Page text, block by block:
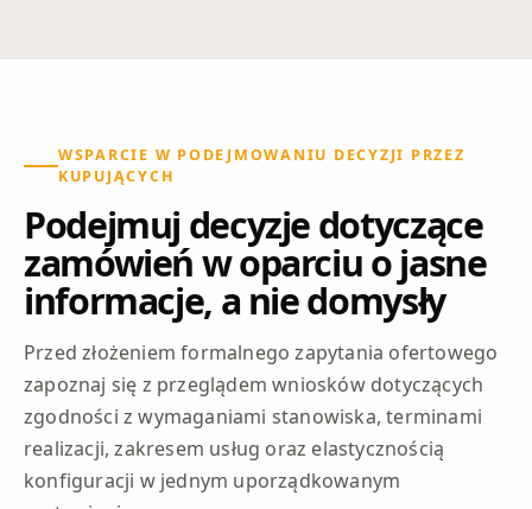
WSPARCIE W PODEJMOWANIU DECYZJI PRZEZ
KUPUJĄCYCH
Podejmuj decyzje dotyczące
zamówień w oparciu o jasne
informacje, a nie domysły
Przed złożeniem formalnego zapytania ofertowego
zapoznaj się z przeglądem wniosków dotyczących
zgodności z wymaganiami stanowiska, terminami
realizacji, zakresem usług oraz elastycznością
konfiguracji w jednym uporządkowanym